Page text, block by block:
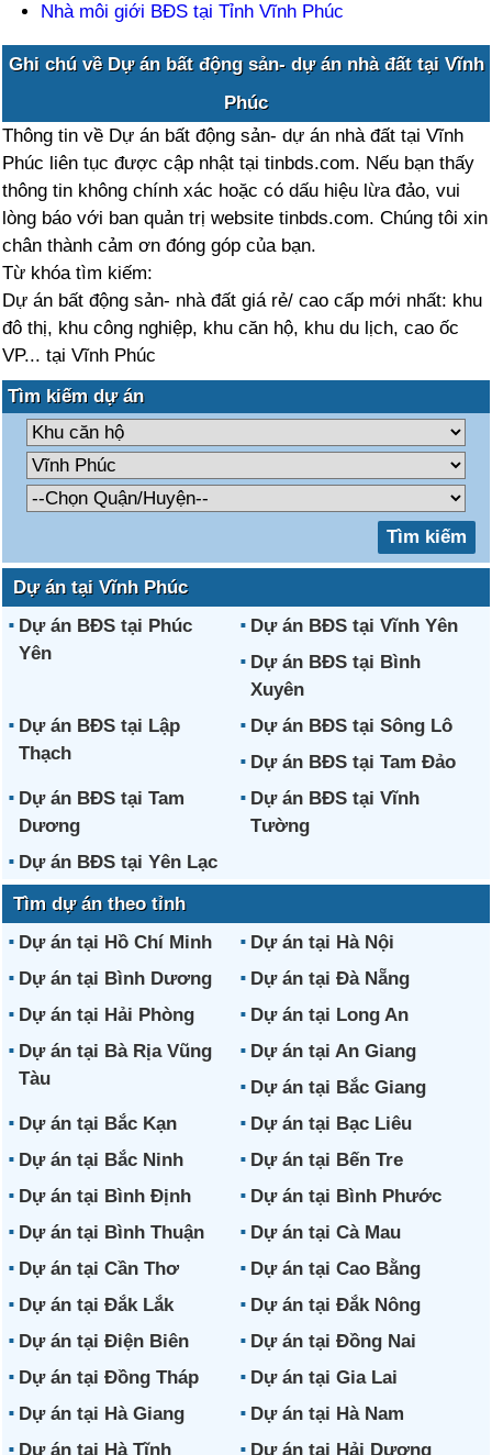
Nhà môi giới BĐS tại Tỉnh Vĩnh Phúc
Ghi chú về Dự án bất động sản- dự án nhà đất tại Vĩnh
Phúc
Thông tin về Dự án bất động sản- dự án nhà đất tại Vĩnh
Phúc liên tục được cập nhật tại tinbds.com. Nếu bạn thấy
thông tin không chính xác hoặc có dấu hiệu lừa đảo, vui
lòng báo với ban quản trị website tinbds.com. Chúng tôi xin
chân thành cảm ơn đóng góp của bạn.
Từ khóa tìm kiếm:
Dự án bất động sản- nhà đất giá rẻ/ cao cấp mới nhất: khu
đô thị, khu công nghiệp, khu căn hộ, khu du lịch, cao ốc
VP... tại Vĩnh Phúc
Tìm kiếm dự án
Dự án tại Vĩnh Phúc
Dự án BĐS tại Phúc
Yên
Dự án BĐS tại Vĩnh Yên
Dự án BĐS tại Bình
Xuyên
Dự án BĐS tại Lập
Thạch
Dự án BĐS tại Sông Lô
Dự án BĐS tại Tam Đảo
Dự án BĐS tại Tam
Dương
Dự án BĐS tại Vĩnh
Tường
Dự án BĐS tại Yên Lạc
Tìm dự án theo tỉnh
Dự án tại Hồ Chí Minh
Dự án tại Hà Nội
Dự án tại Bình Dương
Dự án tại Đà Nẵng
Dự án tại Hải Phòng
Dự án tại Long An
Dự án tại Bà Rịa Vũng
Tàu
Dự án tại An Giang
Dự án tại Bắc Giang
Dự án tại Bắc Kạn
Dự án tại Bạc Liêu
Dự án tại Bắc Ninh
Dự án tại Bến Tre
Dự án tại Bình Định
Dự án tại Bình Phước
Dự án tại Bình Thuận
Dự án tại Cà Mau
Dự án tại Cần Thơ
Dự án tại Cao Bằng
Dự án tại Đắk Lắk
Dự án tại Đắk Nông
Dự án tại Điện Biên
Dự án tại Đồng Nai
Dự án tại Đồng Tháp
Dự án tại Gia Lai
Dự án tại Hà Giang
Dự án tại Hà Nam
Dự án tại Hà Tĩnh
Dự án tại Hải Dương